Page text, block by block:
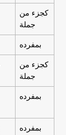
كجزء من
جملة
بمفرده
كجزء من
جملة
بمفرده
بمفرده